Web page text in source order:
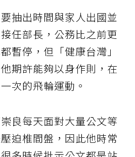
抽出時間與家人出國並
任部長，公務比之前更
暫停，但「健康台灣」
期許能夠以身作則，在
次的飛輪運動。
良每天面對大量公文等
迫椎間盤，因此他時常